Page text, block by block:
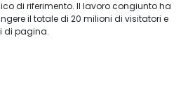
di riferimento. Il lavoro congiunto ha
il totale di 20 milioni di visitatori e
di pagina.